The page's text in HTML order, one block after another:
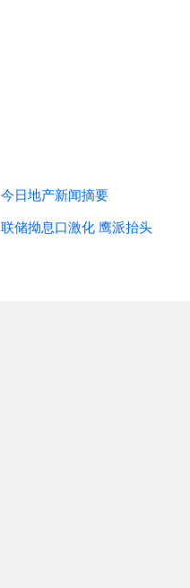
今日地产新闻摘要
联储拗息口激化 鹰派抬头